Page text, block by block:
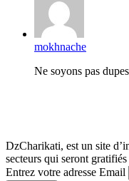
mokhnache
Ne soyons pas
DzCharikati, est un site
secteurs qui seront
Entrez votre adresse Email